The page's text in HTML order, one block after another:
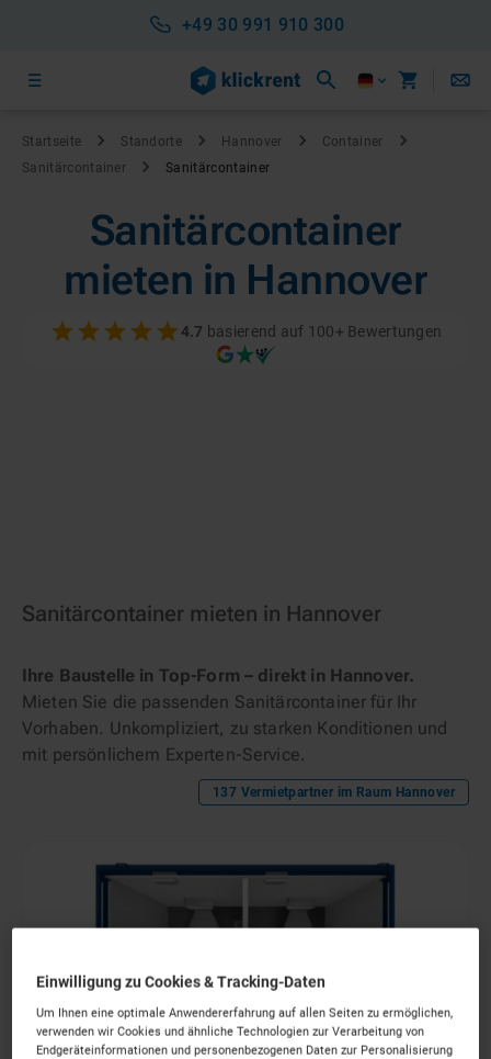
+49 30 991 910 300
Startseite Standorte Hannover
Container
Sanitärcontainer
Sanitärcontainer
Sanitärcontainer
mieten in Hannover
4.7 basierend auf 100+ Bewertungen
Sanitärcontainer mieten in Hannover
Ihre Baustelle in Top-Form – direkt in Hannover.
Mieten Sie die passenden Sanitärcontainer für Ihr
Vorhaben. Unkompliziert, zu starken Konditionen und
mit persönlichem Experten-Service.
137 Vermietpartner im Raum Hannover
Einwilligung zu Cookies & Tracking-Daten
Um Ihnen eine optimale Anwendererfahrung auf allen Seiten zu ermöglichen,
verwenden wir Cookies und ähnliche Technologien zur Verarbeitung von
Endgeräteinformationen und personenbezogenen Daten zur Personalisierung